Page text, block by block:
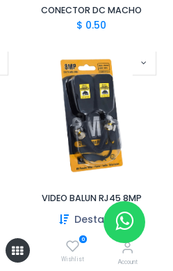
Destacado
0
Wishlist Account
CONECTOR DC MACHO
$ 0.50
VIDEO BALUN RJ45 8MP
$ 8.99